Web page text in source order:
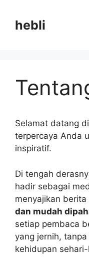
hebli
Selamat datang di
terpercaya Anda
inspiratif.
Di tengah
hadir sebagai
menyajikan berita
dan mudah
setiap pembaca
yang jernih,
kehidupan